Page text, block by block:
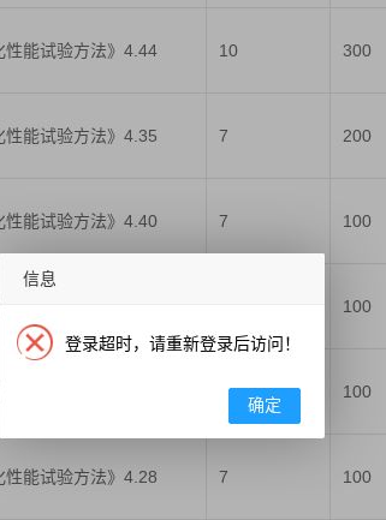
能试验方法》4.44 10 300
能试验方法》4.35 7 200
能试验方法》4.40 7 100
能试验方法》4.41 100
能试验方法》4.45 100
能试验方法》4.28 7 100
信息
登录超时，请重新登录后访问！
确定